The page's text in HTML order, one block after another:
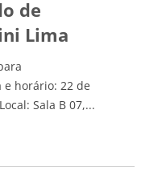
de
Lima
horário: 22 de
Sala B 07,...